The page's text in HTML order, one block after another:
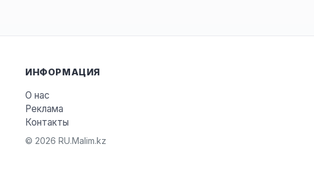
ИНФОРМАЦИЯ
О нас
Реклама
Контакты
© 2026 RU.Malim.kz